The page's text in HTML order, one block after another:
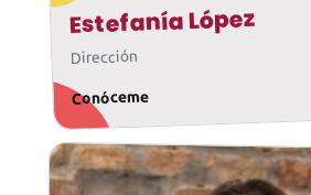
Estefanía López
Dirección
Conóceme